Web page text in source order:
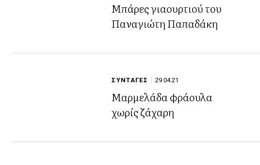
Μπάρες γιαουρτιού του
Παναγιώτη Παπαδάκη
ΣΥΝΤΑΓΕΣ 29.04.21
Μαρμελάδα φράουλα
χωρίς ζάχαρη